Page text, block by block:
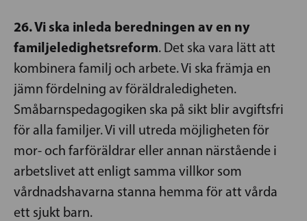
26. Vi ska inleda beredningen av en ny
familjeledighetsreform. Det ska vara lätt att
kombinera familj och arbete. Vi ska främja en
jämn fördelning av föräldraledigheten.
Småbarnspedagogiken ska på sikt blir avgiftsfri
för alla familjer. Vi vill utreda möjligheten för
mor- och farföräldrar eller annan närstående i
arbetslivet att enligt samma villkor som
vårdnadshavarna stanna hemma för att vårda
ett sjukt barn.